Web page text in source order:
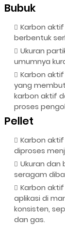
Bubuk
Karbon
berbentuk
Ukuran
umumnya
Karbon
yang
karbon aktif
proses
Pellet
Karbon
diproses
Ukuran
seragam
Karbon
aplikasi di
konsisten,
dan gas.